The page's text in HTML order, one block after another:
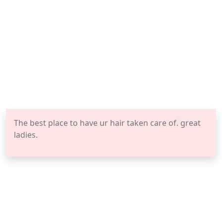
The best place to have ur hair taken care of. great
ladies.